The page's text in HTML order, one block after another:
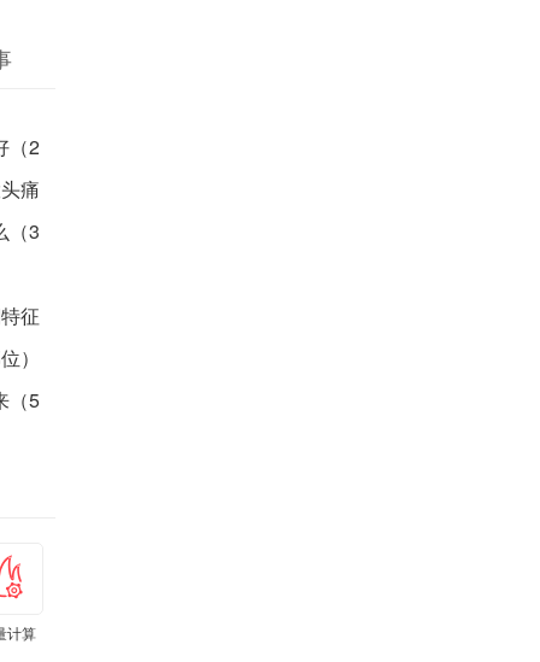
（2
痛
（3
征
）
（5
计算